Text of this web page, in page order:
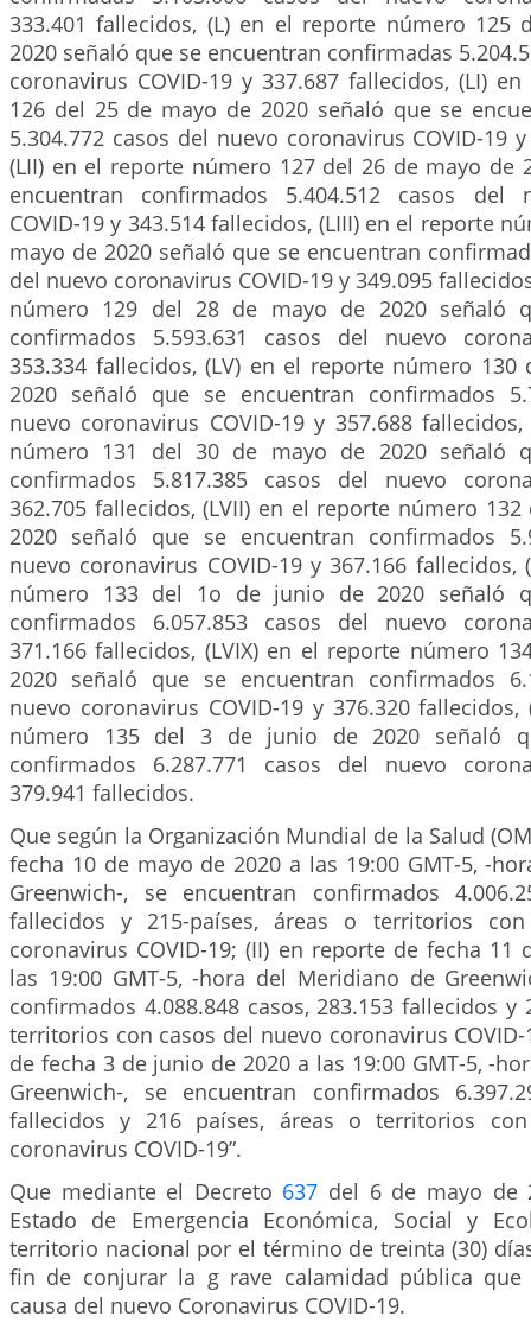
Que según la Organización Mundial de la Salud
fecha 10 de mayo de 2020 a las 19:00 GMT-5, -
Greenwich-, se encuentran confirmados
fallecidos y 215-países, áreas o territorios
coronavirus COVID-19; (II) en reporte de fecha 11
las 19:00 GMT-5, -hora del Meridiano de
confirmados 4.088.848 casos, 283.153 fallecidos y
territorios con casos del nuevo coronavirus
de fecha 3 de junio de 2020 a las 19:00 GMT-5, -
Greenwich-, se encuentran confirmados
fallecidos y 216 países, áreas o territorios
coronavirus COVID-19”.
Que mediante el Decreto 637 del 6 de mayo de
Estado de Emergencia Económica, Social y
territorio nacional por el término de treinta (30)
fin de conjurar la g rave calamidad pública
causa del nuevo Coronavirus COVID-19.